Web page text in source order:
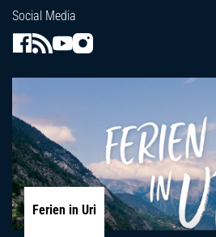
Social Media
Ferien in Uri